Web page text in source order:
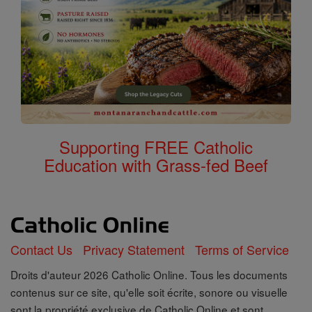
Supporting FREE Catholic
Education with Grass-fed Beef
Contact Us Privacy Statement Terms of Service
Droits d'auteur 2026 Catholic Online. Tous les documents
contenus sur ce site, qu'elle soit écrite, sonore ou visuelle